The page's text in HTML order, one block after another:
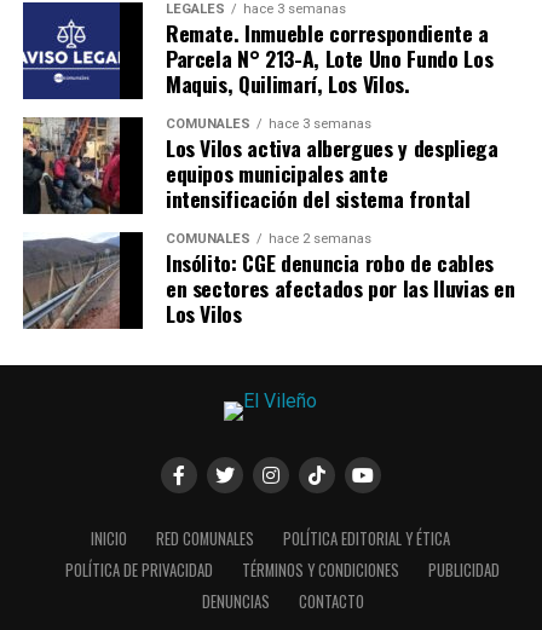
LEGALES hace 3 semanas
Remate. Inmueble correspondiente a
Parcela N° 213-A, Lote Uno Fundo Los
Maquis, Quilimarí, Los Vilos.
COMUNALES hace 3 semanas
Los Vilos activa albergues y despliega
equipos municipales ante
intensificación del sistema frontal
COMUNALES hace 2 semanas
Insólito: CGE denuncia robo de cables
en sectores afectados por las lluvias en
Los Vilos
INICIO RED COMUNALES
POLÍTICA EDITORIAL Y ÉTICA
POLÍTICA DE PRIVACIDAD
TÉRMINOS Y CONDICIONES
PUBLICIDAD
DENUNCIAS
CONTACTO